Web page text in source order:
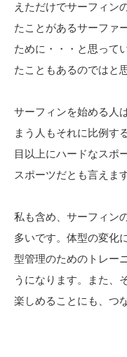
えただけでサーフィン
たことがあるサーファ
ために・・・と思って
たこともあるのではと
サーフィンを始める人
まう人もそれに比例す
目以上にハードなスポ
スポーツだとも言えます
私も含め、サーフィン
多いです。体型の変化
型管理のためのトレー
うになります。また、
楽しめることにも、つ